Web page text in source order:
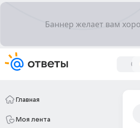
Главная
Моя лента